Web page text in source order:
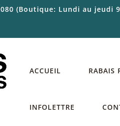
(Boutique: Lundi au jeudi
ACCUEIL RABAIS
INFOLETTRE